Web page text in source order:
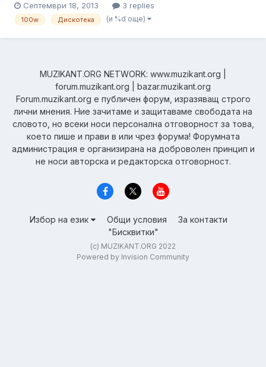
някакъв начин с две колони със следната мощност:
200W/8ohm 800W/8ohm Говорители те са 15` и задължително
Септември 18, 2013 3 replies
100w Дискотека (и %d още)
MUZIKANT.ORG NETWORK: www.muzikant.org |
forum.muzikant.org | bazar.muzikant.org
Forum.muzikant.org е публичен форум, изразяващ строго
лични мнения. Ние зачитаме и защитаваме свободата на
словото, но всеки носи персонална отговорност за това,
което пише и прави в или чрез форума! Форумната
администрация е организирана на доброволен принцип и
не носи авторска и редакторска отговорност.
Избор на език Общи условия
За контакти
"Бисквитки"
(c) MUZIKANT.ORG 2022
Powered by Invision Community